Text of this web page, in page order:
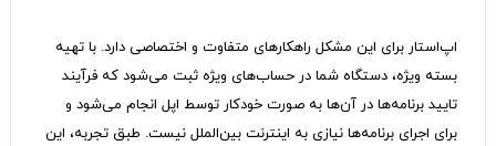
اپ‌استار برای این مشکل راهکارهای متفاوت و اختصاصی دارد. با تهیه
بسته ویژه، دستگاه شما در حساب‌های ویژه ثبت می‌شود که فرآیند
تایید برنامه‌ها در آن‌ها به صورت خودکار توسط اپل انجام می‌شود و
برای اجرای برنامه‌ها نیازی به اینترنت بین‌الملل نیست. طبق تجربه، این